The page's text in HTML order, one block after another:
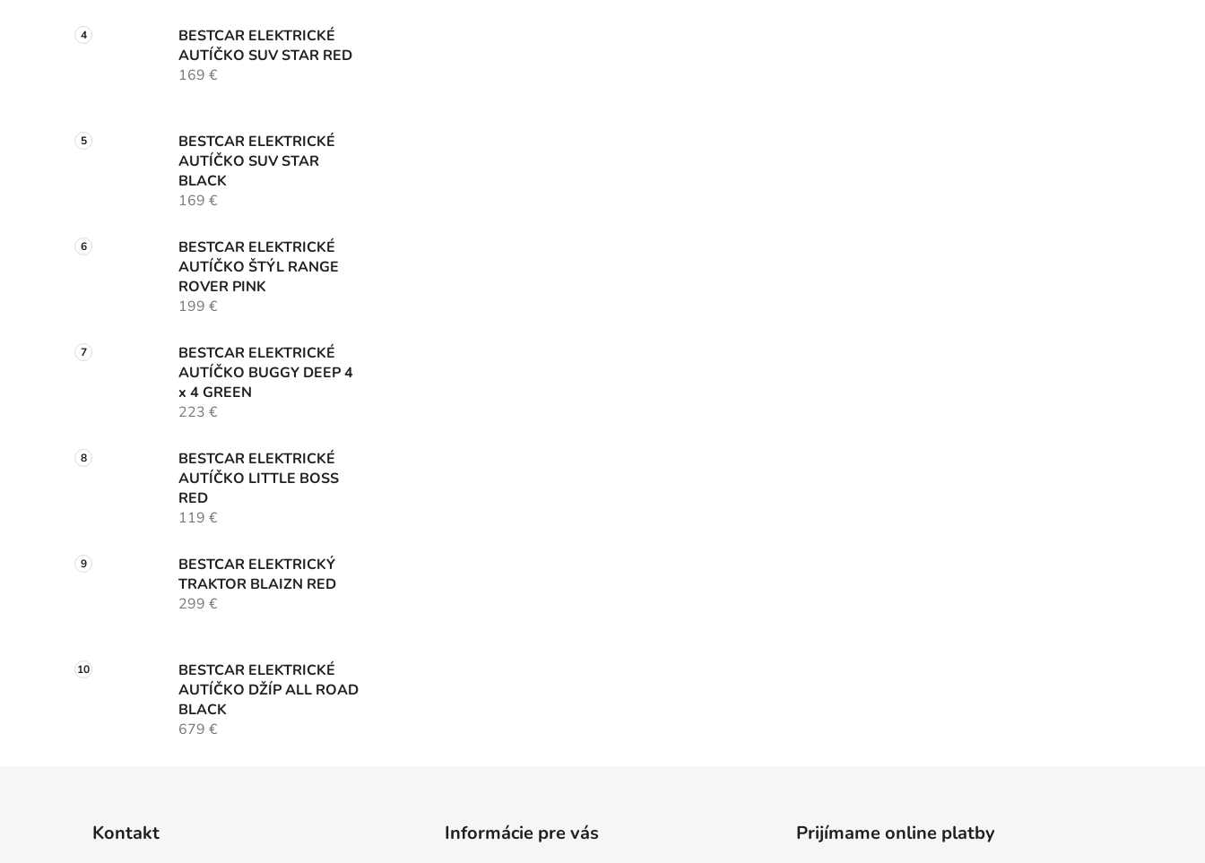
BESTCAR ELEKTRICKÉ
AUTÍČKO SUV STAR RED
169 €
BESTCAR ELEKTRICKÉ
AUTÍČKO SUV STAR
BLACK
169 €
BESTCAR ELEKTRICKÉ
AUTÍČKO ŠTÝL RANGE
ROVER PINK
199 €
BESTCAR ELEKTRICKÉ
AUTÍČKO BUGGY DEEP 4
x 4 GREEN
223 €
BESTCAR ELEKTRICKÉ
AUTÍČKO LITTLE BOSS
RED
119 €
BESTCAR ELEKTRICKÝ
TRAKTOR BLAIZN RED
299 €
BESTCAR ELEKTRICKÉ
AUTÍČKO DŽÍP ALL ROAD
BLACK
679 €
Kontakt Informácie pre vás Prijímame online platby